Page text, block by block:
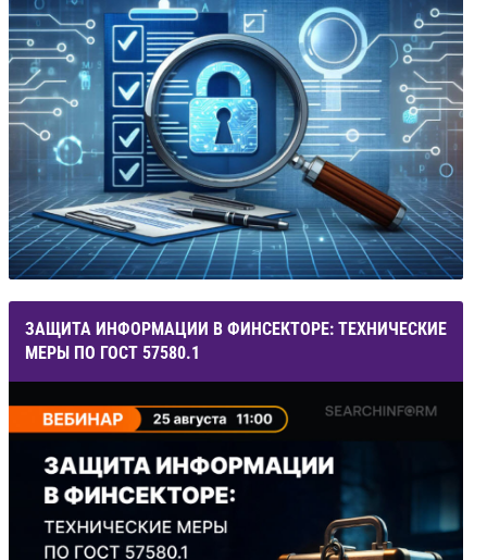
ЗАЩИТА ИНФОРМАЦИИ В ФИНСЕКТОРЕ: ТЕХНИЧЕСКИЕ
МЕРЫ ПО ГОСТ 57580.1